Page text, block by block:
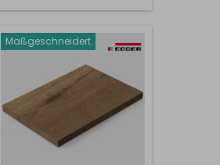
Holzmaserung verleiht dem
elegantes Aussehen. Die
Platte ist rundum präzise mit
einer 2 mm...
Maßgeschneidert